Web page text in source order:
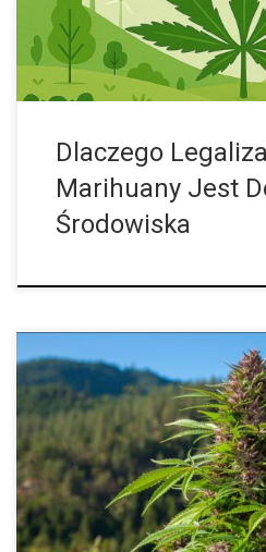
recyklingu […]
Dlaczego
Marihuany Jest
Środowiska
Legalizacja marihuany w Tajlandii
spowodowała rozkwit, który nie
zarówno polityki, jak i dużej części
rogach otwarto sklepy z […]